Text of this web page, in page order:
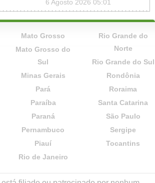
6 Agosto 2026 05:01
Mato Grosso
Mato Grosso do
Sul
Minas Gerais
Pará
Paraíba
Paraná
Pernambuco
Piauí
Rio de Janeiro
Rio Grande do
Norte
Rio Grande do Sul
Rondônia
Roraima
Santa Catarina
São Paulo
Sergipe
Tocantins